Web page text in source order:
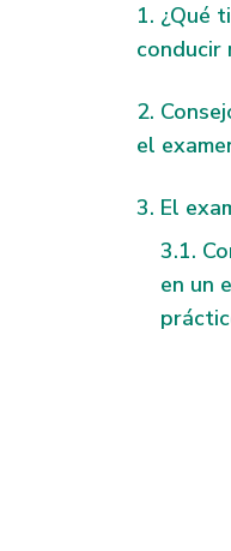
¿Qué
conducir
el
El
en un